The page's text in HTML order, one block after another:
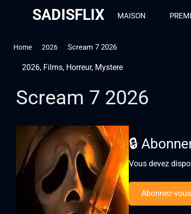
SADISFLIX MAISON
Home 2026 Scream 7 2026
2026, Films, Horreur, Mystere
Scream 7 2026
🔒
Vous devez
Abonnez-